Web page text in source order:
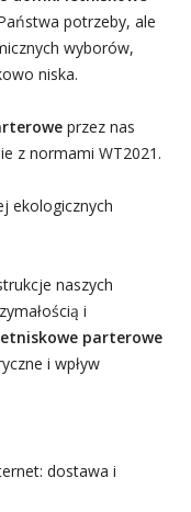
potrzeby, ale
wyborów,
niska.
przez nas
z normami WT2021.
ekologicznych
naszych
i
parterowe
i wpływ
dostawa i